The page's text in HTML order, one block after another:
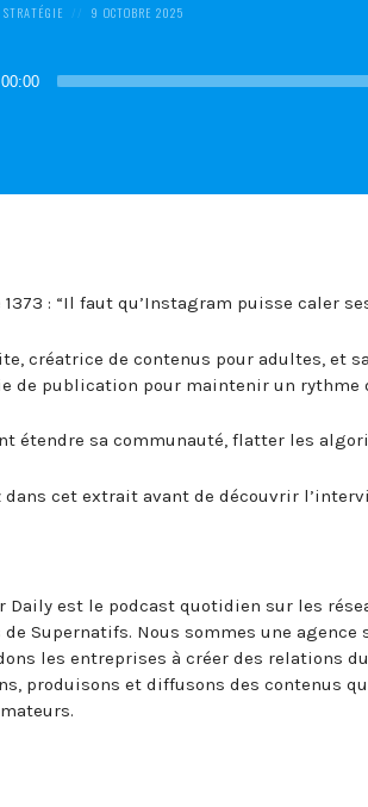
STRATÉGIE
POSTED
9 OCTOBRE 2025
00:00
1373 : “Il faut qu’Instagram puisse caler
créatrice de contenus pour adultes, et
de publication pour maintenir un rythme
étendre sa communauté, flatter les
dans cet extrait avant de découvrir
Daily est le podcast quotidien sur les
Supernatifs. Nous sommes une agence
les entreprises à créer des relations
produisons et diffusons des contenus